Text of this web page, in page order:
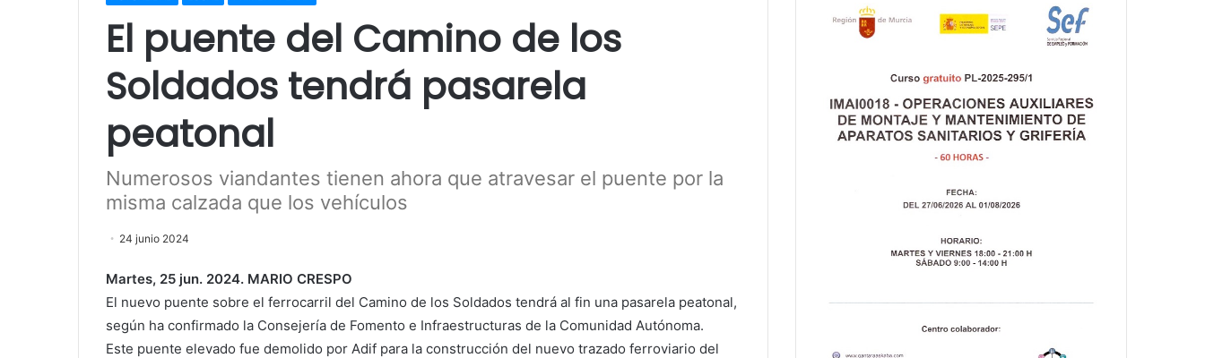
El puente del Camino de los
Soldados tendrá pasarela
peatonal
Numerosos viandantes tienen ahora que atravesar el puente por la
misma calzada que los vehículos
24 junio 2024
Martes, 25 jun. 2024. MARIO CRESPO
El nuevo puente sobre el ferrocarril del Camino de los Soldados tendrá al fin una pasarela peatonal,
según ha confirmado la Consejería de Fomento e Infraestructuras de la Comunidad Autónoma.
Este puente elevado fue demolido por Adif para la construcción del nuevo trazado ferroviario del